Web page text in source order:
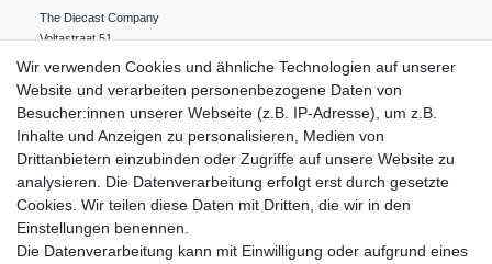
The Diecast Company
Voltastraat 51
PURMEREND
Niederlande
christian@diecastcompany.nl
Hinweise zur Batterieentsorgung
Lieferung und Versand
Wir verwenden Cookies und ähnliche Technologien auf unserer
Website und verarbeiten personenbezogene Daten von
Besucher:innen unserer Webseite (z.B. IP-Adresse), um z.B.
Inhalte und Anzeigen zu personalisieren, Medien von
Drittanbietern einzubinden oder Zugriffe auf unsere Website zu
analysieren. Die Datenverarbeitung erfolgt erst durch gesetzte
Cookies. Wir teilen diese Daten mit Dritten, die wir in den
Einstellungen benennen.
Die Datenverarbeitung kann mit Einwilligung oder aufgrund eines